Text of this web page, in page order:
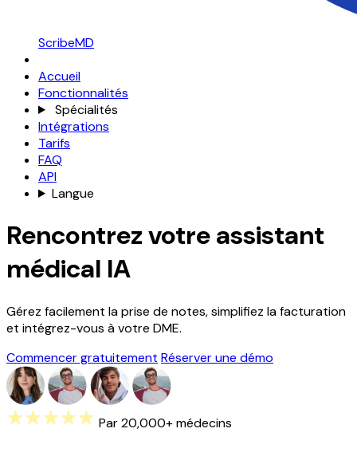
ScribeMD
Accueil
Fonctionnalités
Spécialités
Intégrations
Tarifs
FAQ
API
Langue
Rencontrez votre assistant
médical IA
Gérez facilement la prise de notes, simplifiez la facturation
et intégrez-vous à votre DME.
Commencer gratuitement Réserver une démo
Par 20,000+ médecins